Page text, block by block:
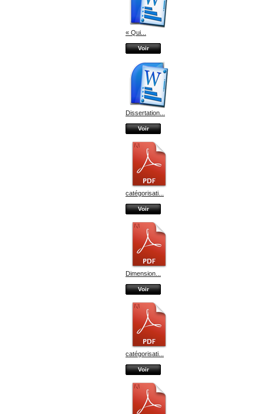
« Qui...
Voir
Dissertation...
Voir
catégorisati...
Voir
Dimension...
Voir
catégorisati...
Voir